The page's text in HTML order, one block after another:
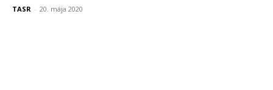
TASR - 20. mája 2020